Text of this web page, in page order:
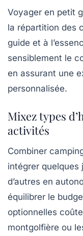
Voyager en petit
la répartition des
guide et à
sensiblement le
en assurant une
personnalisée.
Mixez types
activités
Combiner
intégrer quelques
d’autres en
équilibrer le
optionnelles
montgolfière ou